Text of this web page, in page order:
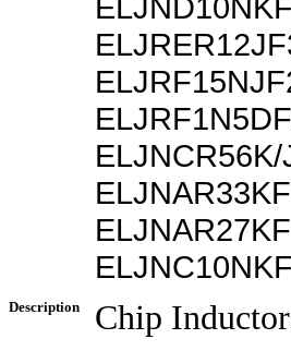
Description Chip